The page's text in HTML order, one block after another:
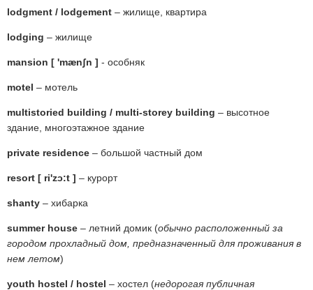
lodgment / lodgement – жилище, квартира
lodging – жилище
mansion [ 'mænʃn ] - особняк
motel – мотель
multistoried building / multi-storey building – высотное
здание, многоэтажное здание
private residence – большой частный дом
resort [ ri'zɔ:t ] – курорт
shanty – хибарка
summer house – летний домик (обычно расположенный за
городом прохладный дом, предназначенный для проживания в
нем летом)
youth hostel / hostel – хостел (недорогая публичная